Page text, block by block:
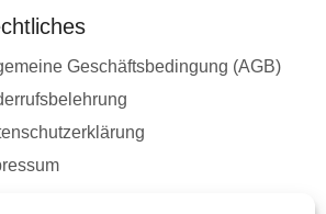
Geschäftsbedingung (AGB)